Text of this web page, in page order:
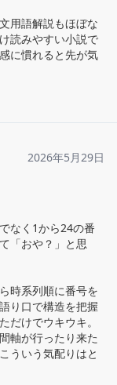
用語解説もほぼな
読みやすい小説で
に慣れると先が気
2026年5月29日
なく1から24の番
「おや？」と思
時系列順に番号を
り口で構造を把握
だけでウキウキ。
軸が行ったり来た
ういう気配りはと